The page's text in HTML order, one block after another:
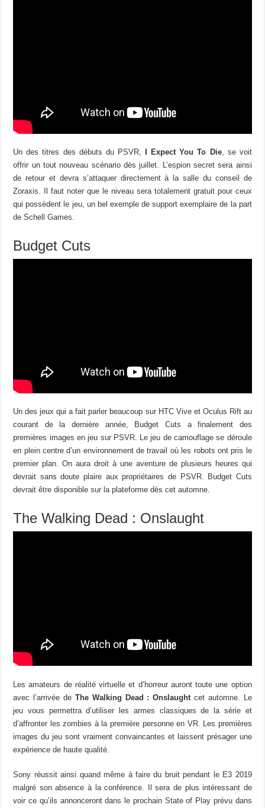
Un des titres des débuts du PSVR, I Expect You To Die, se voit
offrir un tout nouveau scénario dès juillet. L’espion secret sera ainsi
de retour et devra s’attaquer directement à la salle du conseil de
Zoraxis. Il faut noter que le niveau sera totalement gratuit pour ceux
qui possèdent le jeu, un bel exemple de support exemplaire de la part
de Schell Games.
Budget Cuts
Un des jeux qui a fait parler beaucoup sur HTC Vive et Oculus Rift au
courant de la dernière année, Budget Cuts a finalement des
premières images en jeu sur PSVR. Le jeu de camouflage se déroule
en plein centre d’un environnement de travail où les robots ont pris le
premier plan. On aura droit à une aventure de plusieurs heures qui
devrait sans doute plaire aux propriétaires de PSVR. Budget Cuts
devrait être disponible sur la plateforme dès cet automne.
The Walking Dead : Onslaught
Les amateurs de réalité virtuelle et d’horreur auront toute une option
avec l’arrivée de The Walking Dead : Onslaught cet automne. Le
jeu vous permettra d’utiliser les armes classiques de la série et
d’affronter les zombies à la première personne en VR. Les premières
images du jeu sont vraiment convaincantes et laissent présager une
expérience de haute qualité.
Sony réussit ainsi quand même à faire du bruit pendant le E3 2019
malgré son absence à la conférence. Il sera de plus intéressant de
voir ce qu’ils annonceront dans le prochain State of Play prévu dans